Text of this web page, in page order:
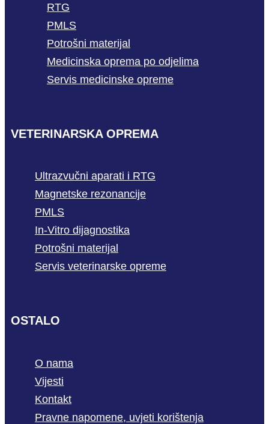
RTG
PMLS
Potrošni materijal
Medicinska oprema po odjelima
Servis medicinske opreme
VETERINARSKA OPREMA
Ultrazvučni aparati i RTG
Magnetske rezonancije
PMLS
In-Vitro dijagnostika
Potrošni materijal
Servis veterinarske opreme
OSTALO
O nama
Vijesti
Kontakt
Pravne napomene, uvjeti korištenja